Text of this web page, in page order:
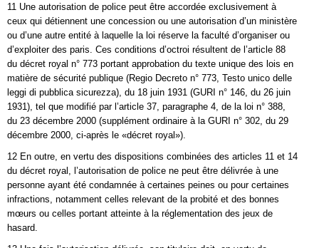
11 Une autorisation de police peut être accordée exclusivement à
ceux qui détiennent une concession ou une autorisation d’un ministère
ou d’une autre entité à laquelle la loi réserve la faculté d’organiser ou
d’exploiter des paris. Ces conditions d’octroi résultent de l’article 88
du décret royal n° 773 portant approbation du texte unique des lois en
matière de sécurité publique (Regio Decreto n° 773, Testo unico delle
leggi di pubblica sicurezza), du 18 juin 1931 (GURI n° 146, du 26 juin
1931), tel que modifié par l’article 37, paragraphe 4, de la loi n° 388,
du 23 décembre 2000 (supplément ordinaire à la GURI n° 302, du 29
décembre 2000, ci‑après le «décret royal»).
12 En outre, en vertu des dispositions combinées des articles 11 et 14
du décret royal, l’autorisation de police ne peut être délivrée à une
personne ayant été condamnée à certaines peines ou pour certaines
infractions, notamment celles relevant de la probité et des bonnes
mœurs ou celles portant atteinte à la réglementation des jeux de
hasard.